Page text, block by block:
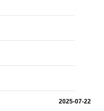
2025-07-22